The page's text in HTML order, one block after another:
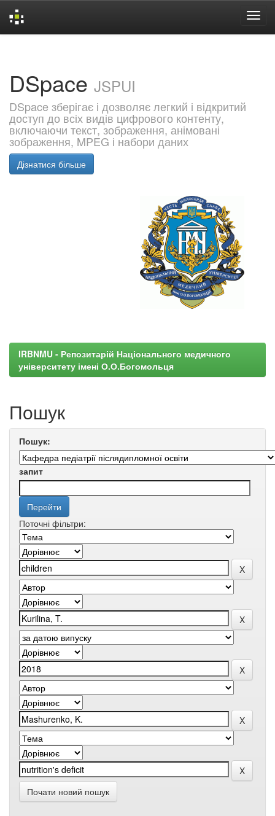
DSpace JSPUI
DSpace зберігає і дозволяє легкий і відкритий
доступ до всіх видів цифрового контенту,
включаючи текст, зображення, анімовані
зображення, MPEG і набори даних
Дізнатися більше
IRBNMU - Репозитарій Національного медичного
університету імені О.О.Богомольця
Пошук
Пошук:
запит
Поточні фільтри:
Почати новий пошук